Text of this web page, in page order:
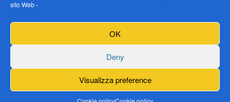
sito Web -
OK
Deny
Visualizza preference
https://www.facebook.com/Vendogokartit/
Fai clic per accettare i cookie marketing e
abilitare questo contenuto